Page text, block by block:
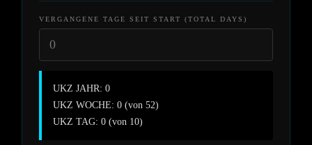
VERGANGENE TAGE SEIT START (TOTAL DAYS)
UKZ JAHR: 0
UKZ WOCHE: 0 (von 52)
UKZ TAG: 0 (von 10)